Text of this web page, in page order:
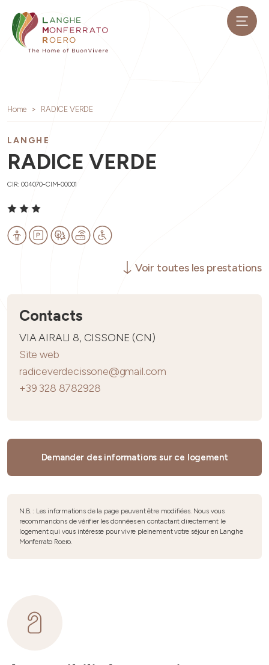
Home RADICE VERDE
LANGHE
RADICE VERDE
CIR: 004070-CIM-00001
Voir toutes les prestations
Contacts
VIA AIRALI 8, CISSONE (CN)
Site web
radiceverdecissone@gmail.com
+39 328 8782928
Demander des informations sur ce logement
N.B. : Les informations de la page peuvent être modifiées. Nous vous
recommandons de vérifier les données en contactant directement le
logement qui vous intéresse pour vivre pleinement votre séjour en Langhe
Monferrato Roero.